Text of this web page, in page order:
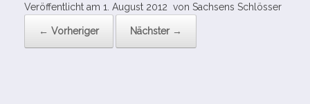
Veröffentlicht am 1. August 2012 von Sachsens Schlösser
← Vorheriger Nächster →